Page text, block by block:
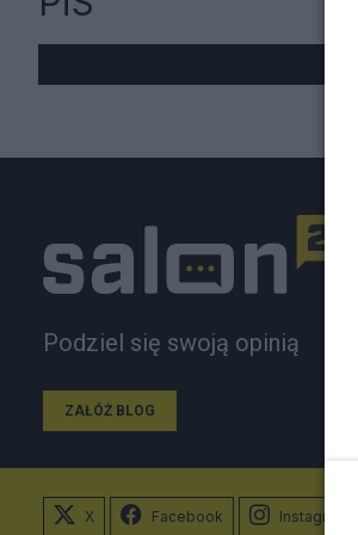
Podziel się swoją opinią
ZAŁÓŻ BLOG
X Facebook Instagram